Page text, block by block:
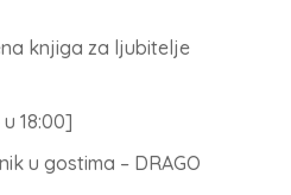
knjiga za ljubitelje
u 18:00]
u gostima – DRAGO